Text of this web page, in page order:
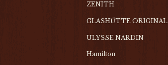
ZENITH
GLASHŰTTE ORIGINAL
ULYSSE NARDIN
Hamilton